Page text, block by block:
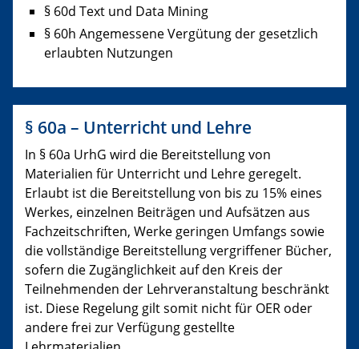
§ 60d Text und Data Mining
§ 60h Angemessene Vergütung der gesetzlich
erlaubten Nutzungen
§ 60a – Unterricht und Lehre
In § 60a UrhG wird die Bereitstellung von
Materialien für Unterricht und Lehre geregelt.
Erlaubt ist die Bereitstellung von bis zu 15% eines
Werkes, einzelnen Beiträgen und Aufsätzen aus
Fachzeitschriften, Werke geringen Umfangs sowie
die vollständige Bereitstellung vergriffener Bücher,
sofern die Zugänglichkeit auf den Kreis der
Teilnehmenden der Lehrveranstaltung beschränkt
ist. Diese Regelung gilt somit nicht für OER oder
andere frei zur Verfügung gestellte